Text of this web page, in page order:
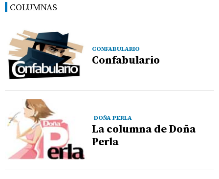
COLUMNAS
CONFABULARIO
Confabulario
DOÑA PERLA
La columna de Doña
Perla